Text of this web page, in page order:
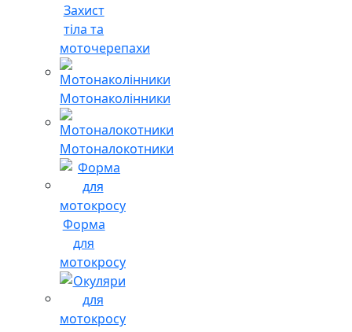
Захист
тіла та
моточерепахи
Мотонаколінники
Мотоналокотники
Форма
для
мотокросу